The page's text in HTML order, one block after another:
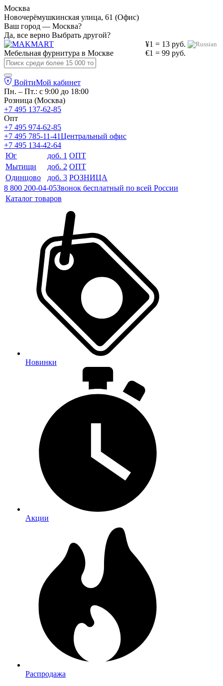
Москва
Новочерёмушкинская улица, 61 (Офис)
Ваш город — Москва?
Да, все верно Выбрать другой?
¥1 = 13 руб.
€1 = 99 руб.
Мебельная фурнитура в Москве
ВойтиМой кабинет
Пн. – Пт.: с 9:00 до 18:00
Розница (Москва)
+7 495 137-62-85
Опт
+7 495 974-62-85
+7 495 785-11-41Центральный офис
+7 495 134-42-64
Юг
доб. 1 ОПТ
Мытищи
доб. 2 ОПТ
Одинцово
доб. 3 РОЗНИЦА
8 800 200-04-05Звонок бесплатный по всей России
Каталог товаров
Новинки
Акции
Распродажа